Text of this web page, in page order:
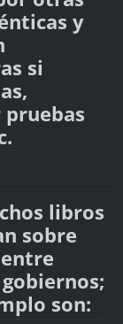
y
si
libros
sobre
son: